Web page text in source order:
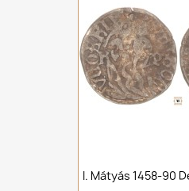
I. Mátyás 1458-90